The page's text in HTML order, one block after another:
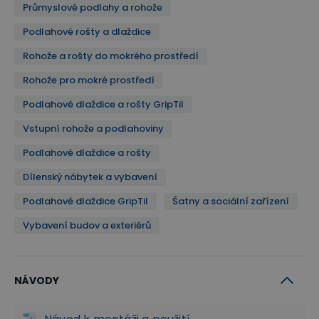
základní materiál ani pigmenty neobsahují žádné
toxické látky
odolnost vůči většině chemikálií, olejů, barev, kyselin,
rozpouštědel
protiskluzové a protihlukové vlastnosti
jednoduché čistění všemi způsoby - tlakově,
chemicky, vysáváním, stíráním
plastová podlahová krytina trvalých vlastností s
možností několikanásobného použití
základní barvy - černá, bílá, červená, zelená, modrá,
žlutá, šedá, oranžová, hnědá
základní deska 250x250x16mm (1m2 = 16 desek)
Průmyslové podlahy a rohože
Podlahové rošty a dlaždice
Rohože a rošty do mokrého prostředí
Rohože pro mokré prostředí
Podlahové dlaždice a rošty GripTil
Vstupní rohože a podlahoviny
Podlahové dlaždice a rošty
Dílenský nábytek a vybavení
Podlahové dlaždice GripTil
Šatny a sociální zařízení
Vybavení budov a exteriérů
NÁVODY